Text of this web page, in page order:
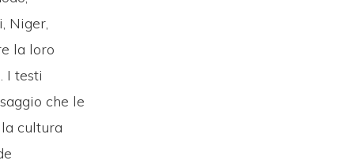
Niger,
la loro
I testi
che le
cultura